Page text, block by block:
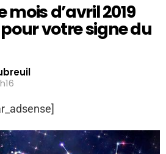
mois d’avril 2019
votre signe du